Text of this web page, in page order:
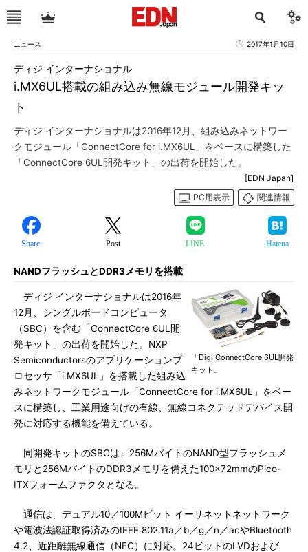
ニュース 2017年1月10日
i.MX6UL搭載の組み込み無線モジュール開発キッ
ト
ディジ インターナショナル
ディジ インターナショナルは2016年12月、組み込みネットワー
クモジュール「ConnectCore for i.MX6UL」をベースに構築した
「ConnectCore 6UL開発キット」の出荷を開始した。
[EDN Japan]
PC用表示
関連情報
Share Post LINE Hatena
NANDフラッシュとDDR3メモリを搭載
「Digi ConnectCore 6UL開発
キット」
ディジ インターナショナルは2016年
12月、シングルボードコンピュータ
（SBC）を含む「ConnectCore 6UL開
発キット」の出荷を開始した。NXP
Semiconductorsのアプリケーションプ
ロセッサ「i.MX6UL」を搭載した組み込
みネットワークモジュール「ConnectCore for i.MX6UL」をベー
スに構築し、工業用途向けの有線、無線コネクテッドデバイス開
発に対応する機能を備えている。
同開発キットのSBCは、256MバイトのNAND型フラッシュメ
モリと256MバイトのDDR3メモリを備えた100×72mmのPico-
ITXフォームファクタとなる。
通信は、デュアル10／100Mビット イーサネットネットワーク
や電波法認証取得済みのIEEE 802.11a／b／g／n／acやBluetooth
4.2、近距離無線通信（NFC）に対応。24ビットのLVDおよび